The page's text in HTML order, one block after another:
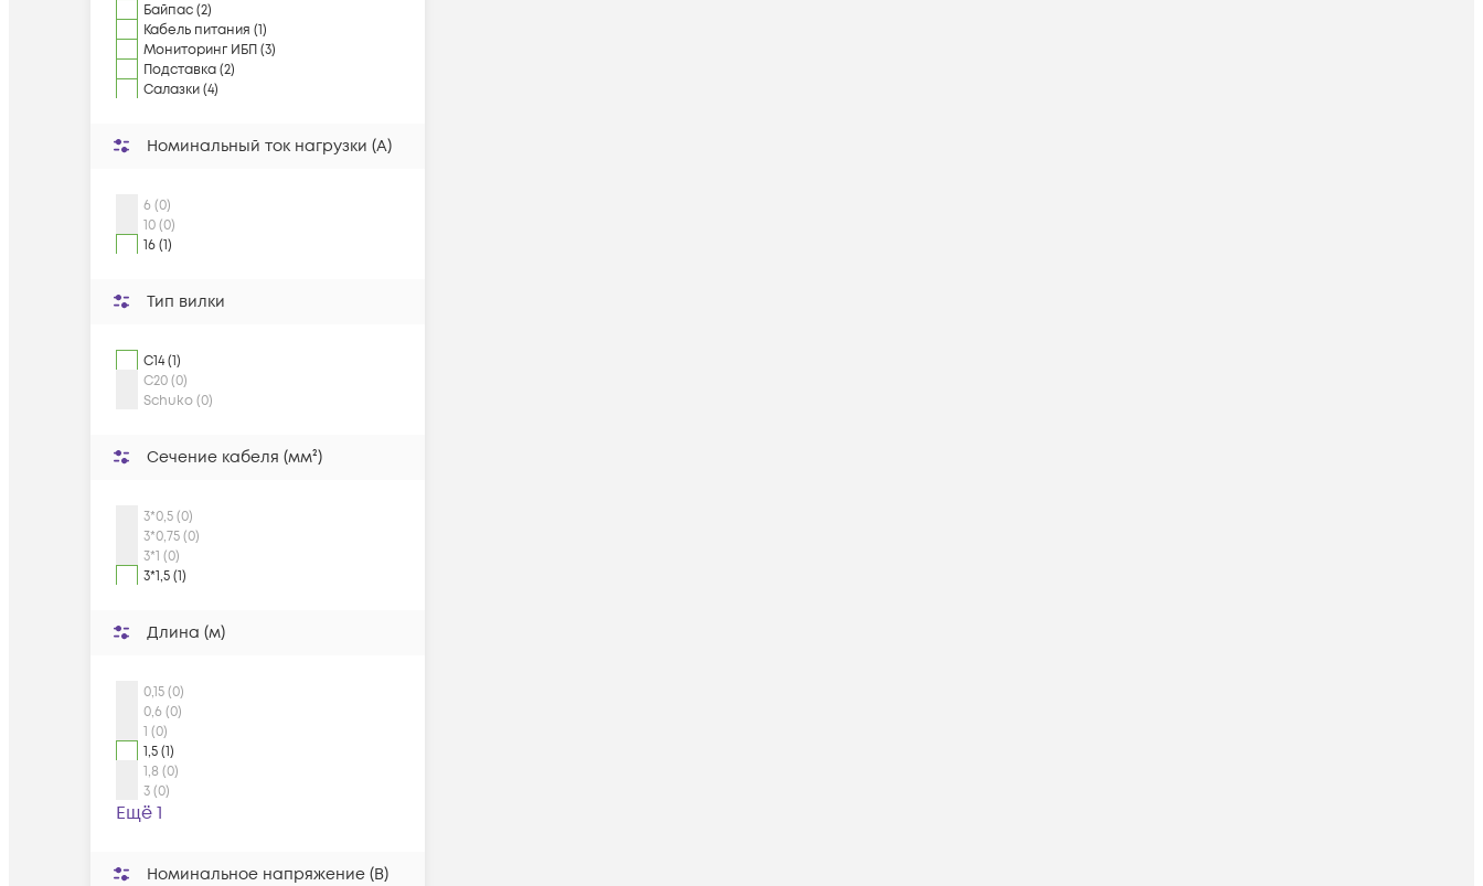
Байпас (2)
Кабель питания (1)
Мониторинг ИБП (3)
Подставка (2)
Салазки (4)
Номинальный ток нагрузки (А)
6 (0)
10 (0)
16 (1)
Тип вилки
C14 (1)
C20 (0)
Schuko (0)
Сечение кабеля (мм²)
3*0,5 (0)
3*0,75 (0)
3*1 (0)
3*1,5 (1)
Длина (м)
0,15 (0)
0,6 (0)
1 (0)
1,5 (1)
1,8 (0)
3 (0)
Ещё 1
Номинальное напряжение (В)